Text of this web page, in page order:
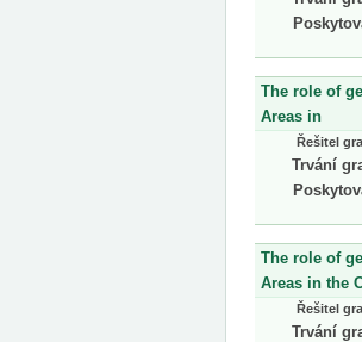
The role of
Areas in
Řešitel
Trvání
The role of
Areas in the
Řešitel
Trvání